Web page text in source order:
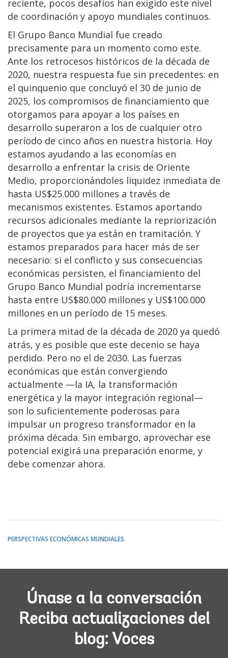
reciente, pocos desafíos han exigido este nivel
de coordinación y apoyo mundiales continuos.
El Grupo Banco Mundial fue creado
precisamente para un momento como este.
Ante los retrocesos históricos de la década de
2020, nuestra respuesta fue sin precedentes: en
el quinquenio que concluyó el 30 de junio de
2025, los compromisos de financiamiento que
otorgamos para apoyar a los países en
desarrollo superaron a los de cualquier otro
período de cinco años en nuestra historia. Hoy
estamos ayudando a las economías en
desarrollo a enfrentar la crisis de Oriente
Medio, proporcionándoles liquidez inmediata de
hasta US$25.000 millones a través de
mecanismos existentes. Estamos aportando
recursos adicionales mediante la repriorización
de proyectos que ya están en tramitación. Y
estamos preparados para hacer más de ser
necesario: si el conflicto y sus consecuencias
económicas persisten, el financiamiento del
Grupo Banco Mundial podría incrementarse
hasta entre US$80.000 millones y US$100.000
millones en un período de 15 meses.
La primera mitad de la década de 2020 ya quedó
atrás, y es posible que este decenio se haya
perdido. Pero no el de 2030. Las fuerzas
económicas que están convergiendo
actualmente —la IA, la transformación
energética y la mayor integración regional—
son lo suficientemente poderosas para
impulsar un progreso transformador en la
próxima década. Sin embargo, aprovechar ese
potencial exigirá una preparación enorme, y
debe comenzar ahora.
PERSPECTIVAS ECONÓMICAS MUNDIALES
Únase a la conversación
Reciba actualizaciones del
blog: Voces